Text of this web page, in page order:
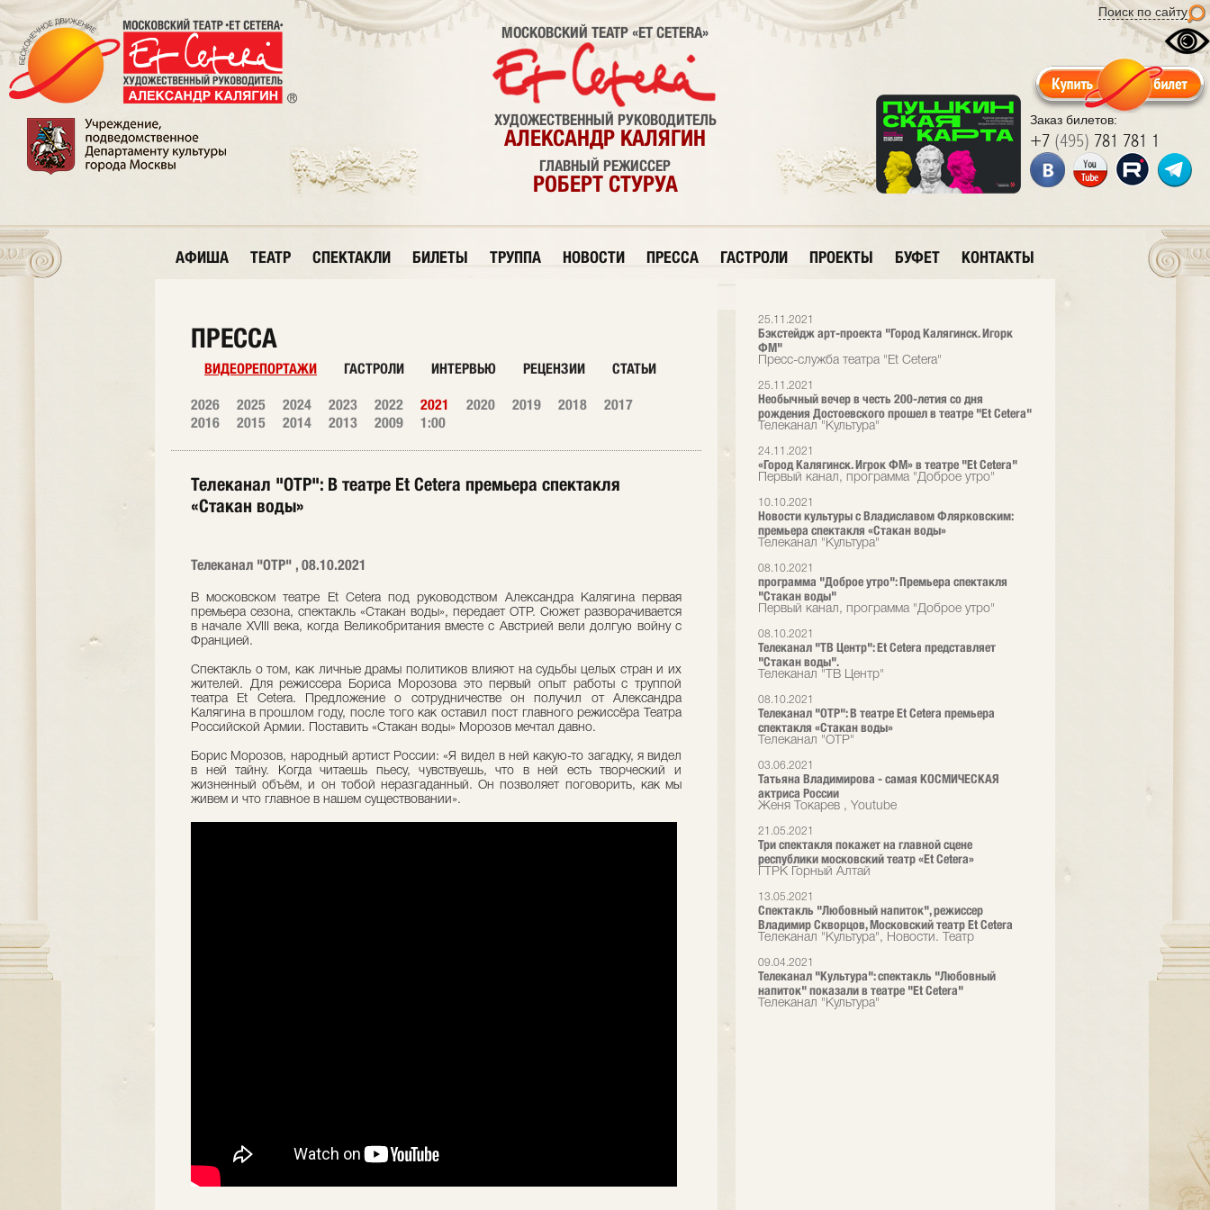
Поиск по сайту
Заказ билетов:
+7 (495) 781 781 1
МОСКОВСКИЙ ТЕАТР «ET CETERA»
ХУДОЖЕСТВЕННЫЙ РУКОВОДИТЕЛЬ
АЛЕКСАНДР КАЛЯГИН
ГЛАВНЫЙ РЕЖИССЕР
РОБЕРТ СТУРУА
АФИША ТЕАТР СПЕКТАКЛИ БИЛЕТЫ ТРУППА НОВОСТИ ПРЕССА ГАСТРОЛИ ПРОЕКТЫ БУФЕТ КОНТАКТЫ
25.11.2021
Бэкстейдж арт-проекта "Город Калягинск. Игорк
ФМ"
Пресс-служба театра "Et Cetera"
25.11.2021
Необычный вечер в честь 200-летия со дня
рождения Достоевского прошел в театре "Et Cetera"
Телеканал "Культура"
24.11.2021
«Город Калягинск. Игрок ФМ» в театре "Et Cetera"
Первый канал, программа "Доброе утро"
10.10.2021
Новости культуры с Владиславом Флярковским:
премьера спектакля «Стакан воды»
Телеканал "Культура"
08.10.2021
программа "Доброе утро": Премьера спектакля
"Стакан воды"
Первый канал, программа "Доброе утро"
08.10.2021
Телеканал "ТВ Центр": Et Cetera представляет
"Стакан воды".
Телеканал "ТВ Центр"
08.10.2021
Телеканал "ОТР": В театре Et Cetera премьера
спектакля «Стакан воды»
Телеканал "ОТР"
03.06.2021
Татьяна Владимирова - самая КОСМИЧЕСКАЯ
актриса России
Женя Токарев , Youtube
21.05.2021
Три спектакля покажет на главной сцене
республики московский театр «Et Cetera»
ГТРК Горный Алтай
13.05.2021
Спектакль "Любовный напиток", режиссер
Владимир Скворцов, Московский театр Et Cetera
Телеканал "Культура", Новости. Театр
09.04.2021
Телеканал "Культура": спектакль "Любовный
напиток" показали в театре "Et Cetera"
Телеканал "Культура"
ПРЕССА
ВИДЕОРЕПОРТАЖИ ГАСТРОЛИ ИНТЕРВЬЮ РЕЦЕНЗИИ СТАТЬИ
2026 2025 2024 2023 2022 2021 2020 2019 2018
2017
2016
2015 2014 2013 2009 1:00
Телеканал "ОТР": В театре Et Cetera премьера спектакля
«Стакан воды»
Телеканал "ОТР" , 08.10.2021
В московском театре Et Cetera под руководством Александра Калягина первая
премьера сезона, спектакль «Стакан воды», передает ОТР. Сюжет разворачивается
в начале XVIII века, когда Великобритания вместе с Австрией вели долгую войну с
Францией.
Спектакль о том, как личные драмы политиков влияют на судьбы целых стран и их
жителей. Для режиссера Бориса Морозова это первый опыт работы с труппой
театра Et Cetera. Предложение о сотрудничестве он получил от Александра
Калягина в прошлом году, после того как оставил пост главного режиссёра Театра
Российской Армии. Поставить «Стакан воды» Морозов мечтал давно.
Борис Морозов, народный артист России: «Я видел в ней какую-то загадку, я видел
в ней тайну. Когда читаешь пьесу, чувствуешь, что в ней есть творческий и
жизненный объём, и он тобой неразгаданный. Он позволяет поговорить, как мы
живем и что главное в нашем существовании».